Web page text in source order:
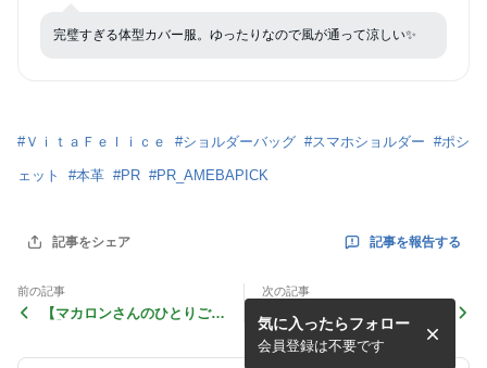
50代
完璧すぎる体型カバー服。ゆったりなので風が通って涼しい✨
#ＶｉｔａＦｅｌｉｃｅ #ショルダーバッグ #スマホショルダー #ポシ
ェット #本革 #PR #PR_AMEBAPICK
記事をシェア 記事を報告する
前の記事
【マカロンさんのひとりご
次の記事
【マカロンさんからのお願
い】ごあいさつ
気に入ったらフォロー
会員登録は不要です